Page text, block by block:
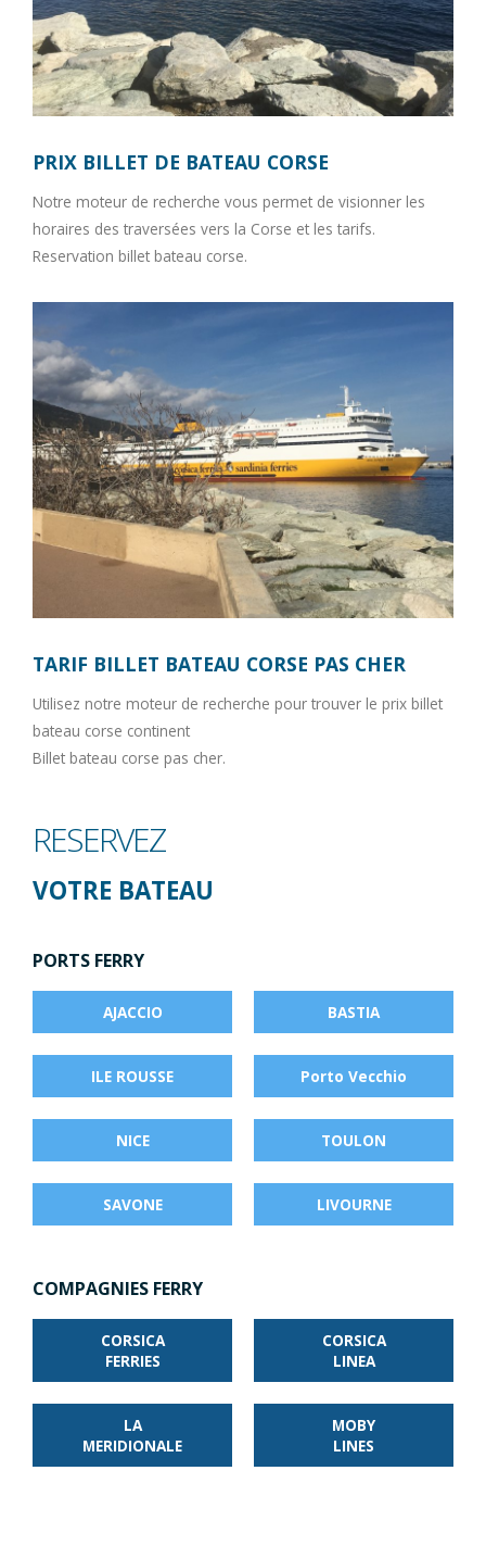
PRIX BILLET DE BATEAU CORSE
Notre moteur de recherche vous permet de visionner les
horaires des traversées vers la Corse et les tarifs.
Reservation billet bateau corse.
TARIF BILLET BATEAU CORSE PAS CHER
Utilisez notre moteur de recherche pour trouver le prix billet
bateau corse continent
Billet bateau corse pas cher.
RESERVEZ
VOTRE BATEAU
PORTS FERRY
AJACCIO BASTIA
ILE ROUSSE Porto Vecchio
NICE TOULON
SAVONE LIVOURNE
COMPAGNIES FERRY
CORSICA
FERRIES
CORSICA
LINEA
LA
MERIDIONALE
MOBY
LINES